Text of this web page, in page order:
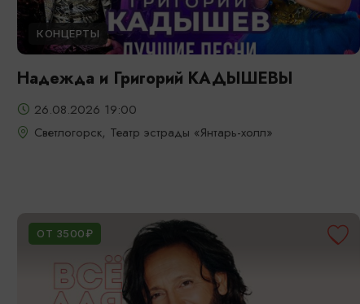
КОНЦЕРТЫ
Надежда и Григорий КАДЫШЕВЫ
26.08.2026 19:00
Светлогорск, Театр эстрады «Янтарь-холл»
ОТ 3500₽